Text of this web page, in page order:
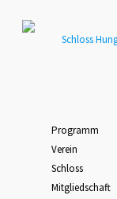
Programm
Verein
Schloss
Mitgliedschaft